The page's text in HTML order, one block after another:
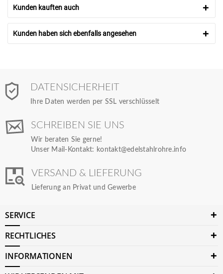
Kunden kauften auch
Kunden haben sich ebenfalls angesehen
DATENSICHERHEIT
Ihre Daten werden per SSL verschlüsselt
SCHREIBEN SIE UNS
Wir beraten Sie gerne!
Unser Mail-Kontakt: kontakt@edelstahlrohre.info
VERSAND & LIEFERUNG
Lieferung an Privat und Gewerbe
SERVICE
RECHTLICHES
INFORMATIONEN